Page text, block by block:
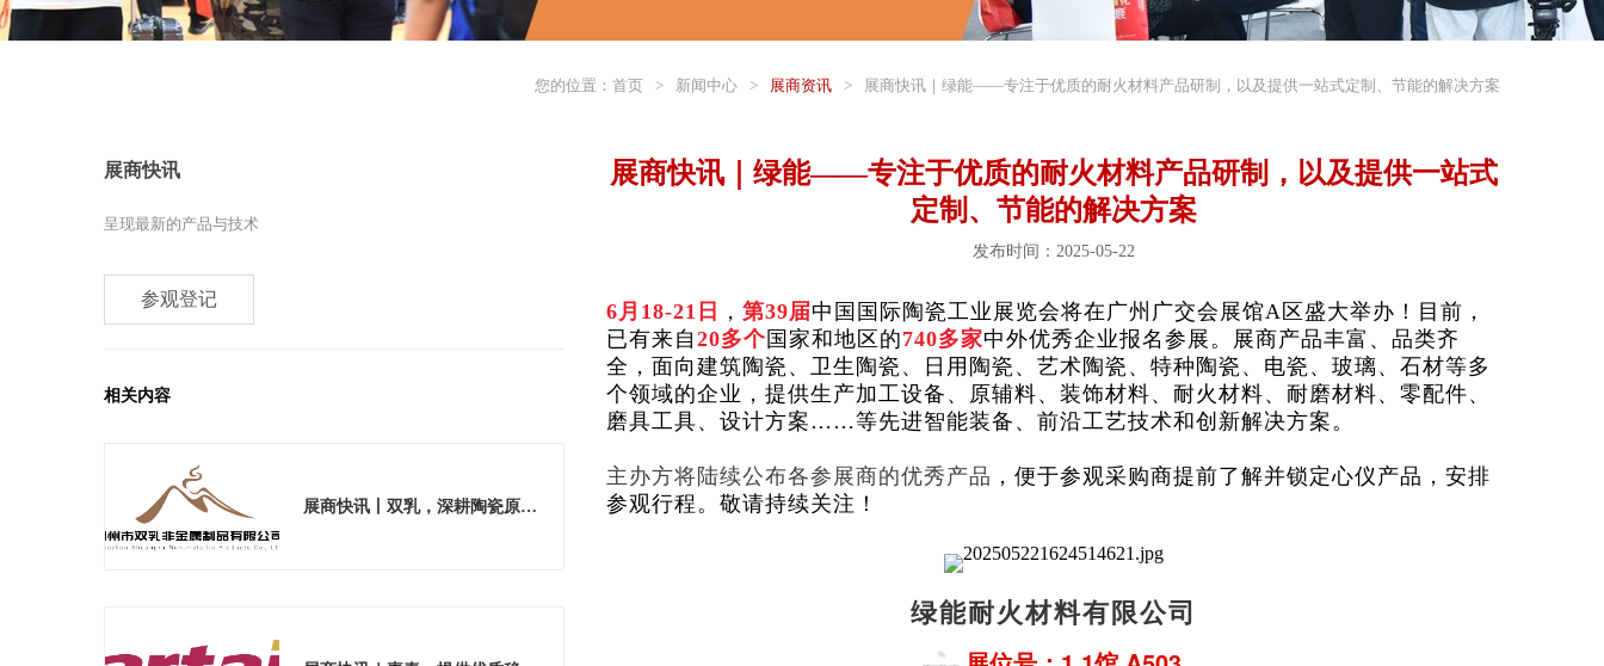
您的位置： 首页 > 新闻中心 > 展商资讯 > 展商快讯｜绿能——专注于优质的耐火材料产品研制，以及提供一站式定制、节能的解决方案
展商快讯
呈现最新的产品与技术
参观登记
相关内容
展商快讯丨双乳，深耕陶瓷原料多年
展商快讯｜绿能——专注于优质的耐火材料产品研制，以及提供一站式
定制、节能的解决方案
发布时间：2025-05-22
6月18-21日 ，第39届中国国际陶瓷工业展览会将在广州广交会展馆A区盛大举办！目前，
已有来自20多个 国家和地区的740多家中外优秀企业报名参展。展商产品丰富、品类齐
全，面向建筑陶瓷、卫生陶瓷、日用陶瓷、艺术陶瓷、特种陶瓷、电瓷、玻璃、石材等多
个领域的企业，提供生产加工设备、原辅料、装饰材料、耐火材料、耐磨材料、零配件、
磨具工具、设计方案……等先进智能装备、前沿工艺技术和创新解决方案。
主办方将陆续公布各参展商的优秀产品 ，便于参观采购商提前了解并锁定心仪产品，安排
参观行程。敬请持续关注！
绿能耐火材料有限公司